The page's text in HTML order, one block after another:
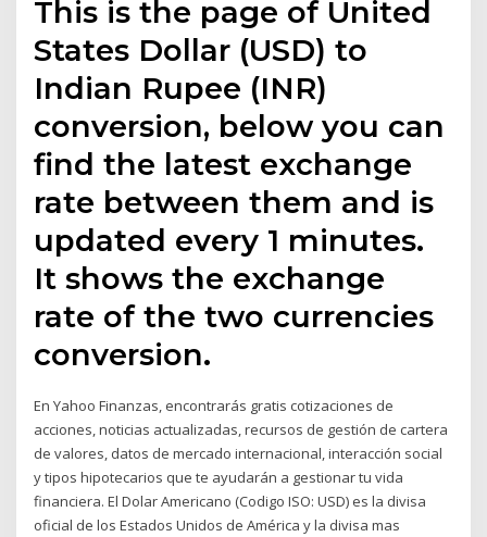
This is the page of United
States Dollar (USD) to
Indian Rupee (INR)
conversion, below you can
find the latest exchange
rate between them and is
updated every 1 minutes.
It shows the exchange
rate of the two currencies
conversion.
En Yahoo Finanzas, encontrarás gratis cotizaciones de
acciones, noticias actualizadas, recursos de gestión de cartera
de valores, datos de mercado internacional, interacción social
y tipos hipotecarios que te ayudarán a gestionar tu vida
financiera. El Dolar Americano (Codigo ISO: USD) es la divisa
oficial de los Estados Unidos de América y la divisa mas